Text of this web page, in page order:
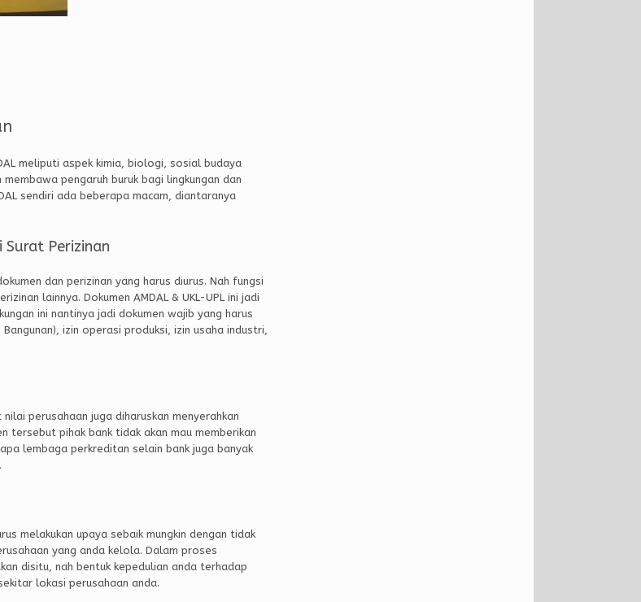
meliputi aspek kimia, biologi, sosial budaya
pengaruh buruk bagi lingkungan dan
sendiri ada beberapa macam, diantaranya
Perizinan
dan perizinan yang harus diurus. Nah fungsi
lainnya. Dokumen AMDAL & UKL-UPL ini jadi
ini nantinya jadi dokumen wajib yang harus
izin operasi produksi, izin usaha industri,
perusahaan juga diharuskan menyerahkan
tersebut pihak bank tidak akan mau memberikan
lembaga perkreditan selain bank juga banyak
melakukan upaya sebaik mungkin dengan tidak
yang anda kelola. Dalam proses
disitu, nah bentuk kepedulian anda terhadap
lokasi perusahaan anda.